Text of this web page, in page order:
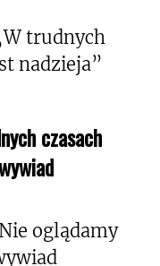
czasach